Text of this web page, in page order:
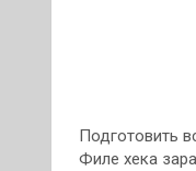
Подготовить
Филе хека